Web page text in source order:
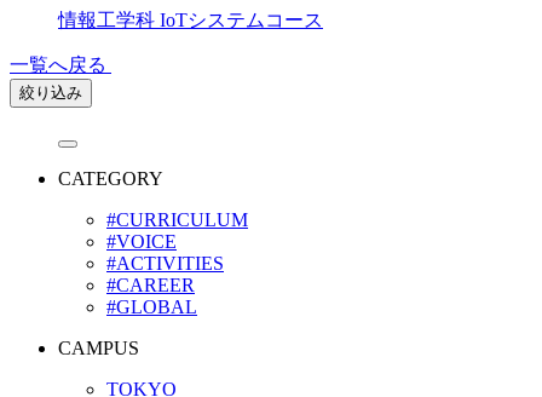
情報工学科 IoTシステムコース
一覧へ戻る
絞り込み
CATEGORY
#CURRICULUM
#VOICE
#ACTIVITIES
#CAREER
#GLOBAL
CAMPUS
TOKYO